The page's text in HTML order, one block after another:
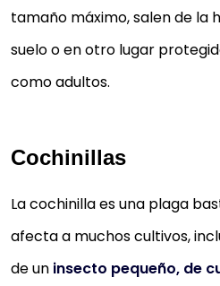
tamaño máximo, salen de la
suelo o en otro lugar
como adultos.
Cochinillas
La cochinilla es una plaga
afecta a muchos cultivos,
de un insecto pequeño, de